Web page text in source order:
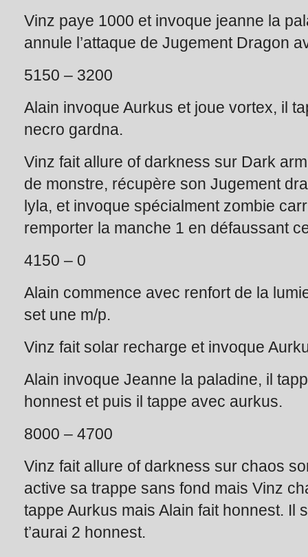
Vinz paye 1000 et invoque jeanne la
annule l’attaque de Jugement Dragon
5150 – 3200
Alain invoque Aurkus et joue vortex, il
necro gardna.
Vinz fait allure of darkness sur Dark
de monstre, récupère son Jugement
lyla, et invoque spécialment zombie
remporter la manche 1 en défaussant
4150 – 0
Alain commence avec renfort de la
set une m/p.
Vinz fait solar recharge et invoque
Alain invoque Jeanne la paladine, il
honnest et puis il tappe avec aurkus.
8000 – 4700
Vinz fait allure of darkness sur chaos
active sa trappe sans fond mais Vinz
tappe Aurkus mais Alain fait honnest. Il
t’aurai 2 honnest.